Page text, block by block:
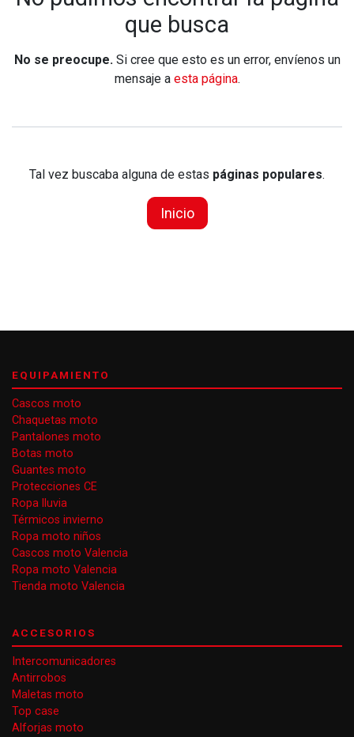
que busca
No se preocupe.Si cree que esto es un error, envíenos un
mensaje a esta página.
Tal vez buscaba alguna de estas páginas populares.
Inicio
EQUIPAMIENTO
Cascos moto
Chaquetas moto
Pantalones moto
Botas moto
Guantes moto
Protecciones CE
Ropa lluvia
Térmicos invierno
Ropa moto niños
Cascos moto Valencia
Ropa moto Valencia
Tienda moto Valencia
ACCESORIOS
Intercomunicadores
Antirrobos
Maletas moto
Top case
Alforjas moto